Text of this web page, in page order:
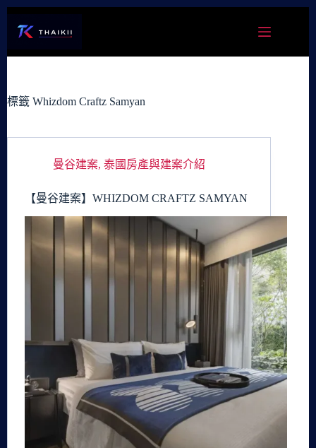
容
標籤 Whizdom Craftz Samyan
曼谷建案, 泰國房產與建案介紹
【曼谷建案】WHIZDOM CRAFTZ SAMYAN